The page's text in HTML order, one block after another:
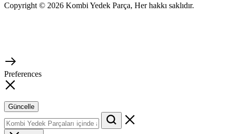
Copyright © 2026 Kombi Yedek Parça, Her hakkı saklıdır.
Preferences
Güncelle